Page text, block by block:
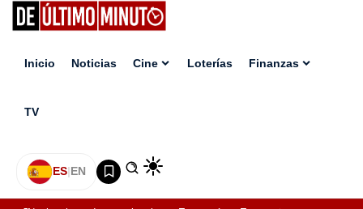
Inicio Noticias Cine Loterías Finanzas
TV
ES|EN